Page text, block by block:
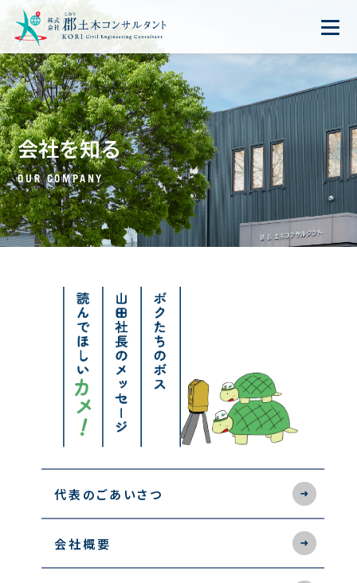
会社を知る
OUR COMPANY
代表のごあいさつ
会社概要